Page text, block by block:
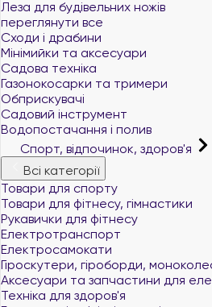
Леза для будівельних ножів
переглянути все
Сходи і драбини
Мінімийки та аксесуари
Садова техніка
Газонокосарки та тримери
Обприскувачі
Садовий інструмент
Водопостачання і полив
Спорт, відпочинок, здоров'я
Всі категорії
Товари для спорту
Товари для фітнесу, гімнастики
Рукавички для фітнесу
Електротранспорт
Електросамокати
Гіроскутери, гіроборди,
Аксесуари та запчастини для
Техніка для здоров'я